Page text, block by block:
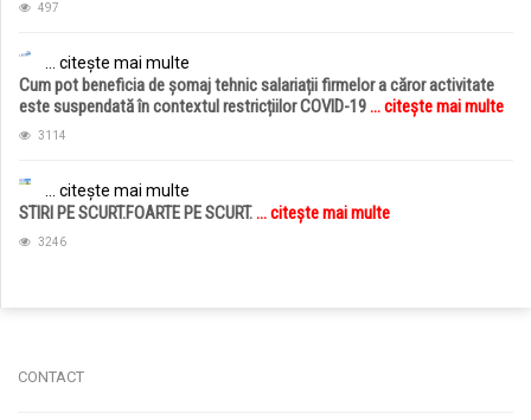
497
... citește mai multe
Cum pot beneficia de șomaj tehnic salariații firmelor a căror activitate
este suspendată în contextul restricțiilor COVID-19... citește mai multe
3114
... citește mai multe
STIRI PE SCURT.FOARTE PE SCURT.... citește mai multe
3246
CONTACT